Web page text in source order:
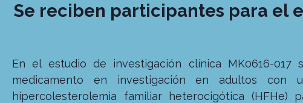
Se reciben participantes para el
En el estudio de investigación clínica MK0616-
medicamento en investigación en adultos con
hipercolesterolemia familiar heterocigótica (HFHe)